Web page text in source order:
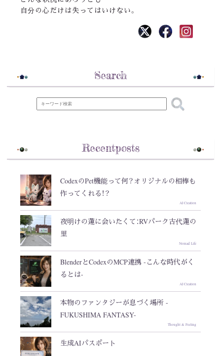
自分の心だけは失ってはいけない。
Search
Recentposts
CodexのPet機能って何？オリジナルの相棒も
作ってくれる！？
AI Creation
夜明けの蓮に会いたくて：RVパーク古代蓮の
里
Nomad Life
BlenderとCodexのMCP連携 -こんな時代がく
るとは-
AI Creation
本物のファンタジーが息づく場所 -
FUKUSHIMA FANTASY-
Thought & Feeling
生成AIパスポート